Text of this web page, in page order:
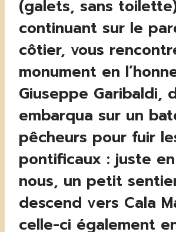
(galets, sans
continuant sur le
côtier, vous
monument en
Giuseppe Garibaldi,
embarqua sur un
pêcheurs pour fuir
pontificaux : juste
nous, un petit
descend vers Cala
celle-ci également